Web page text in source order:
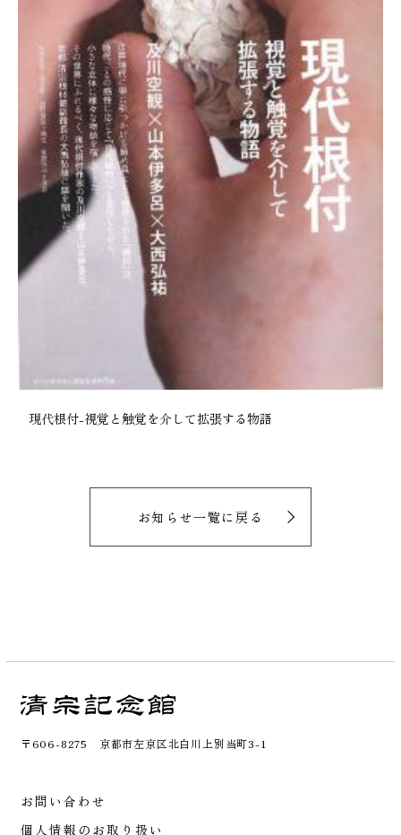
現代根付-視覚と触覚を介して拡張する物語
お知らせ一覧に戻る
〒606-8275 京都市左京区北白川上別当町3-1
お問い合わせ
個人情報のお取り扱い